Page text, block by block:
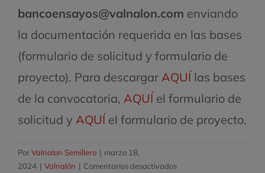
bancoensayos@valnalon.com enviando
la documentación requerida en las bases
(formulario de solicitud y formulario de
proyecto). Para descargar AQUÍ las bases
de la convocatoria, AQUÍ el formulario de
solicitud y AQUÍ el formulario de proyecto.
PorValnalon Semillero | marzo 18,
2024 | Valnalón | Comentarios desactivadosen